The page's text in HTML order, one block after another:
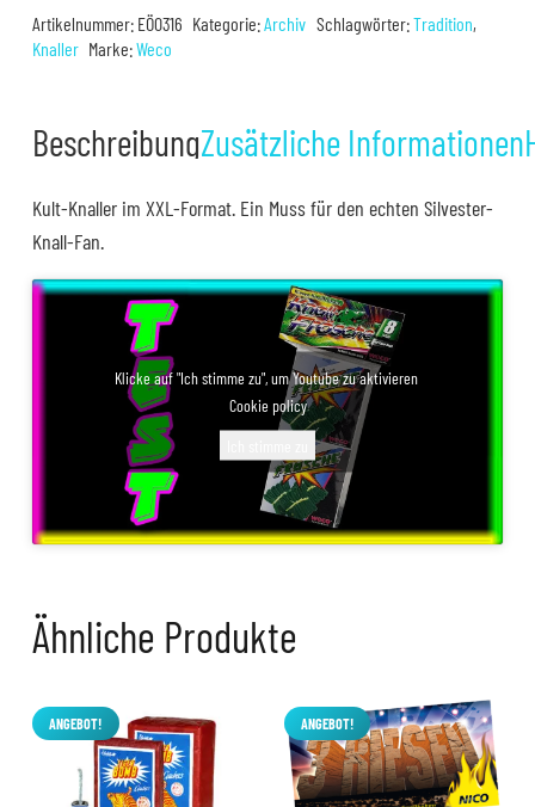
Artikelnummer: EÖ0316 Kategorie:Archiv Schlagwörter:Tradition,
Knaller Marke:Weco
BeschreibungZusätzliche Informationen
Kult-Knaller im XXL-Format. Ein Muss für den echten Silvester-
Knall-Fan.
Klicke auf "Ich stimme zu", um Youtube zu aktivieren
Cookie policy
Ähnliche Produkte
ANGEBOT! ANGEBOT!